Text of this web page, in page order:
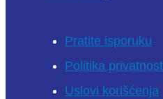
Pratite isporuku
Politika
Uslovi korišćenja